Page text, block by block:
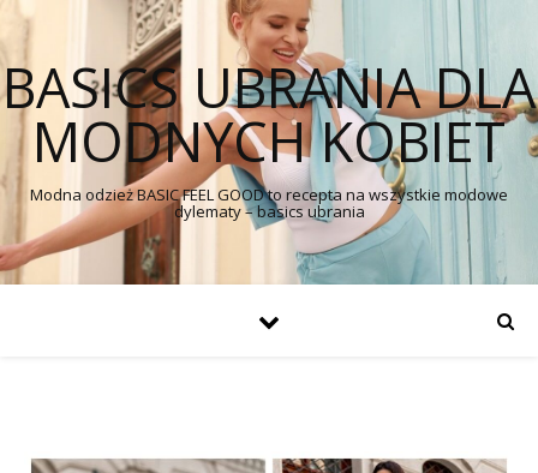
BASICS UBRANIA DLA
MODNYCH KOBIET
Modna odzież BASIC FEEL GOOD to recepta na wszystkie modowe
dylematy – basics ubrania